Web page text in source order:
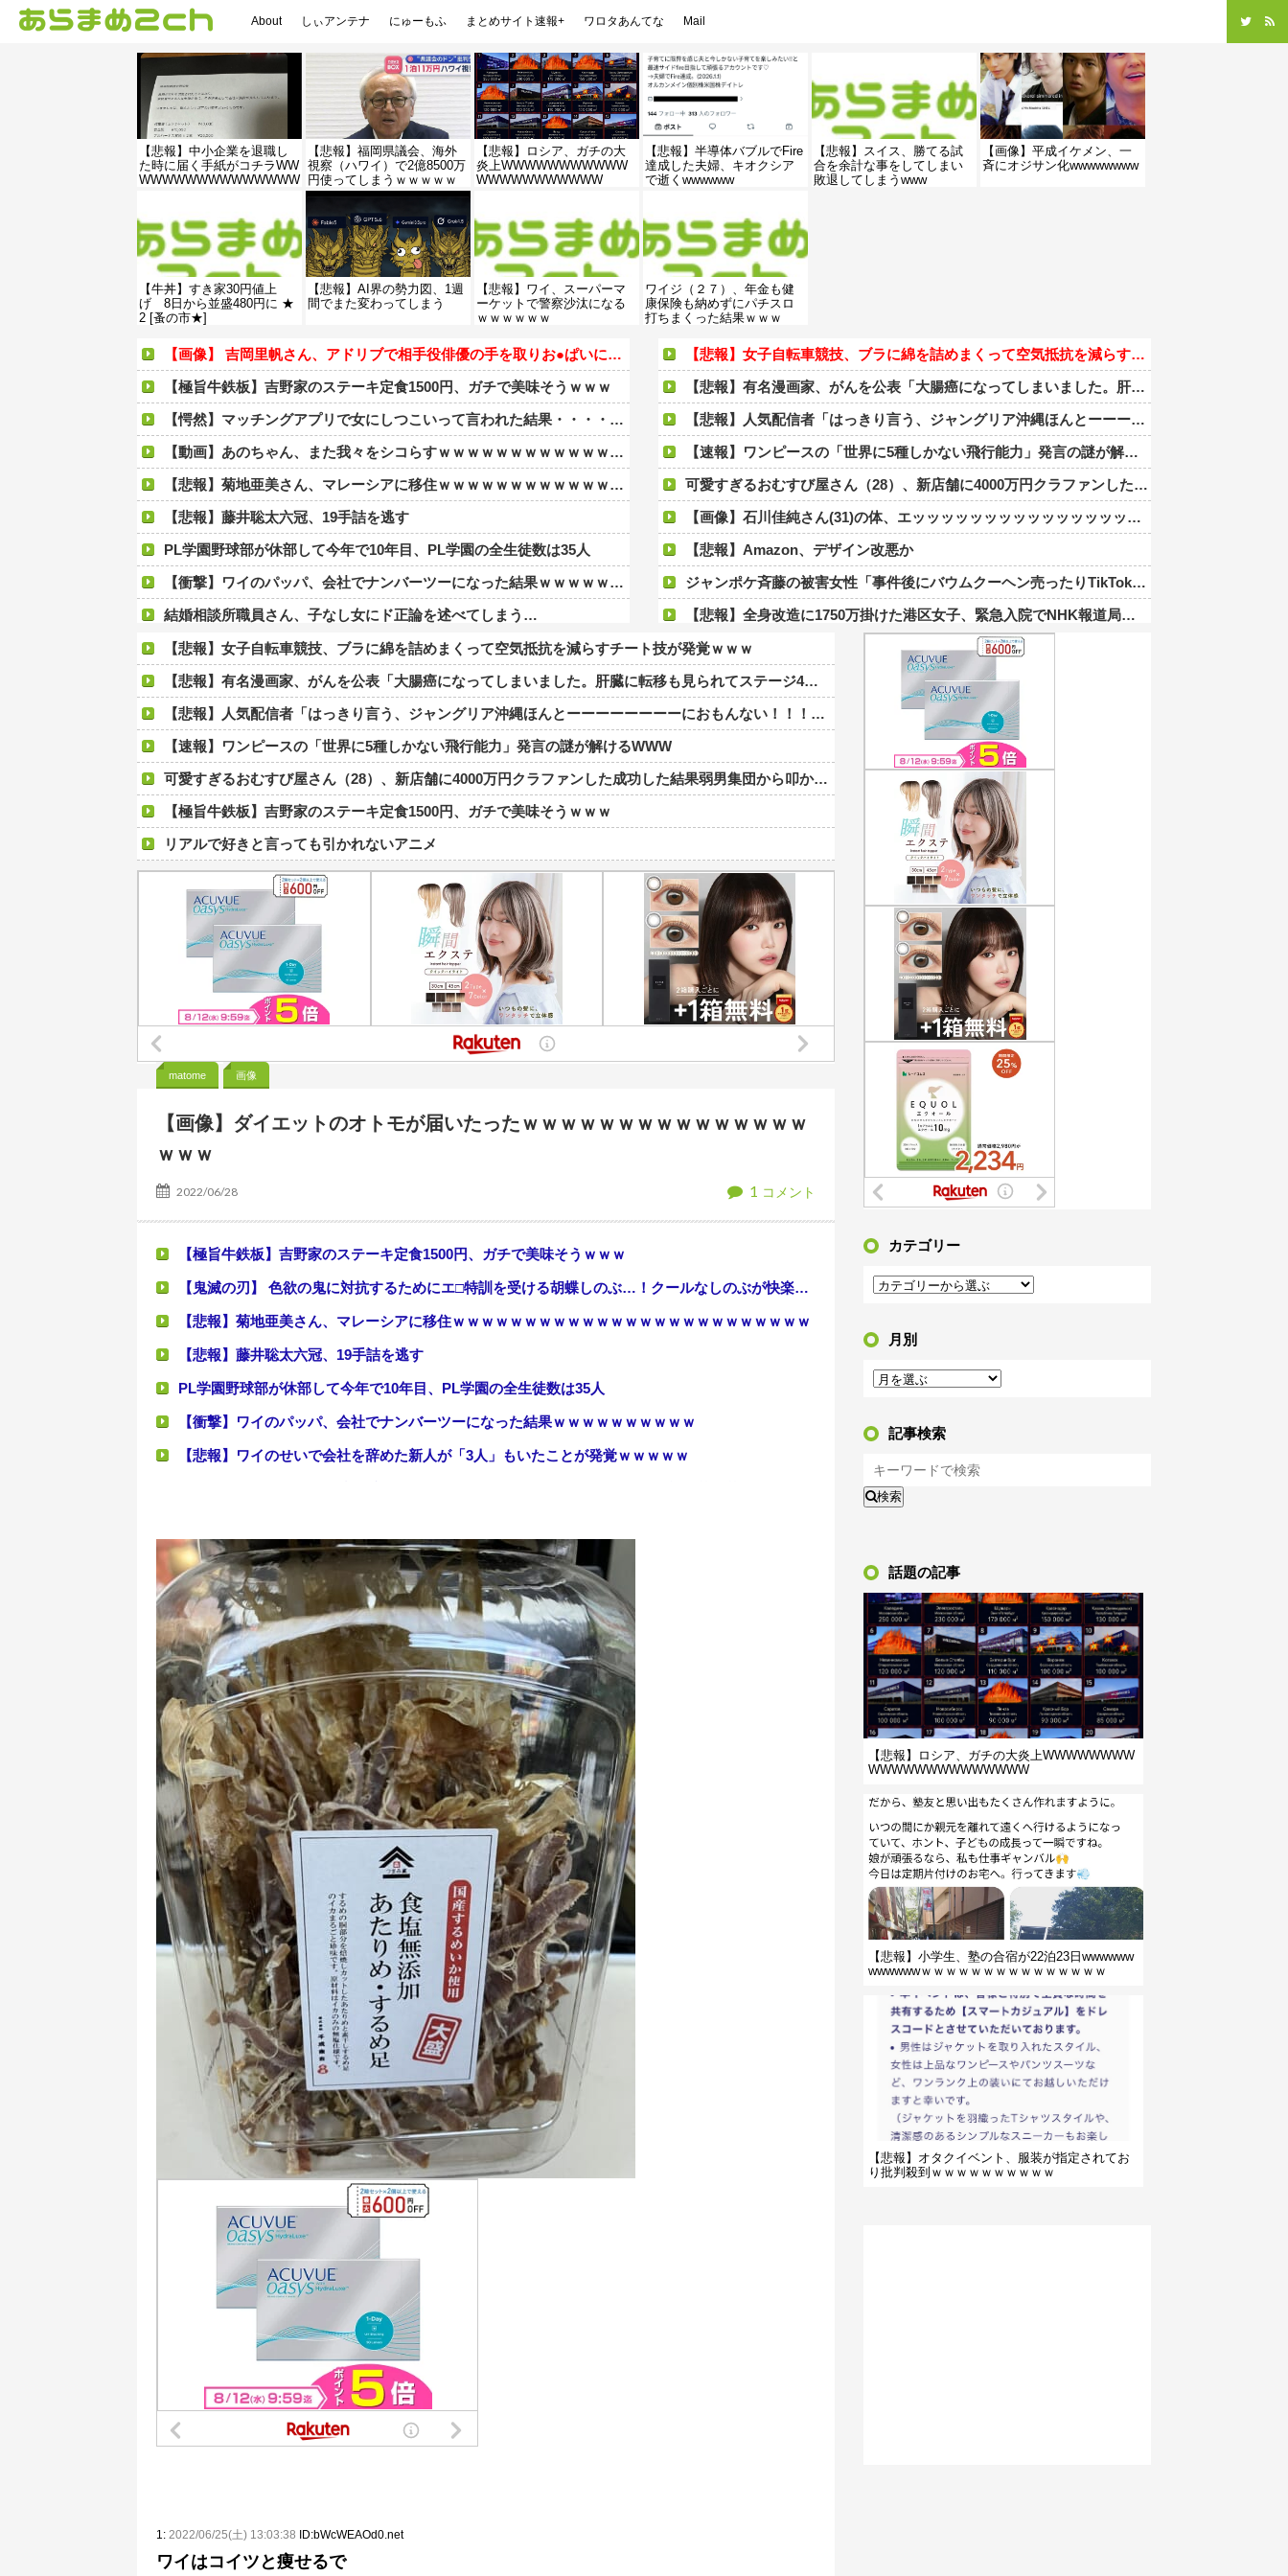
About しぃアンテナ にゅーもふ まとめサイト速報+ ワロタあんてな Mail
【悲報】中小企業を退職し
た時に届く手紙がコチラWW
WWWWWWWWWWWWWW
W
【悲報】福岡県議会、海外
視察（ハワイ）で2億8500万
円使ってしまうｗｗｗｗｗ
ｗｗｗｗｗｗｗ
【悲報】ロシア、ガチの大
炎上WWWWWWWWWWW
WWWWWWWWWWW
【悲報】半導体バブルでFire
達成した夫婦、キオクシア
で逝くwwwwww
【悲報】スイス、勝てる試
合を余計な事をしてしまい
敗退してしまうwww
【画像】平成イケメン、一
斉にオジサン化wwwwwwww
【牛丼】すき家30円値上
げ 8日から並盛480円に ★
2 [蚤の市★]
【悲報】AI界の勢力図、1週
間でまた変わってしまう
【悲報】ワイ、スーパーマ
ーケットで警察沙汰になる
ｗｗｗｗｗｗ
ワイジ（２７）、年金も健
康保険も納めずにパチスロ
打ちまくった結果ｗｗｗ
【画像】 吉岡里帆さん、アドリブで相手役俳優の手を取りお●ぱいに押し当ててしまう！
【極旨牛鉄板】吉野家のステーキ定食1500円、ガチで美味そうｗｗｗ
【愕然】マッチングアプリで女にしつこいって言われた結果・・・・・・
【動画】あのちゃん、また我々をシコらすｗｗｗｗｗｗｗｗｗｗｗｗｗｗｗｗｗｗｗｗｗｗｗｗ
【悲報】菊地亜美さん、マレーシアに移住ｗｗｗｗｗｗｗｗｗｗｗｗｗｗｗｗｗｗｗｗｗｗｗｗｗ
【悲報】藤井聡太六冠、19手詰を逃す
PL学園野球部が休部して今年で10年目、PL学園の全生徒数は35人
【衝撃】ワイのパッパ、会社でナンバーツーになった結果ｗｗｗｗｗｗｗｗｗｗ
結婚相談所職員さん、子なし女にド正論を述べてしまう…
【画像あり】えっ、ワイ氏の「貯金」・・・多すぎ・・・？
【悲報】ワイのせいで会社を辞めた新人が「3人」もいたことが発覚ｗｗｗｗｗ
積水ハウス「地面師に55億円騙し取られた…」ワイ「はえーかわいそう…会社滅茶苦茶やろなぁ」
今年3月のベントレーひき逃げ事件で逮捕された男、韓国籍だった模様…自称インフルエンサー→実際はフェラーリの見積もりだけ投稿など嘘だらけｗｗｗｗｗｗｗｗ
【朗報】プチプチで有名な川上産業、社名を「プチプチ株式会社」に変更ｗｗｗｗｗ
【画像】石川佳純さん(31)の体、エッッッッッッッッッッッッッッッッッ！
【悲報】Amazon、デザイン改悪か
ジャンポケ斉藤の被害女性「事件後にバウムクーヘン売ったりTikTokライブしててムカついた」
【悲報】全身改造に1750万掛けた港区女子、緊急入院でNHK報道局との合コンをキャンセル
【速報】熊本イオンモール、爆発の原因は『これ』の可能性
若槻千夏「あそこの丸亀製麺の水は都内で1番おいしい」「行ってみて！本当に飲んで欲しい」
昔の自販機が最高すぎる
【悲報】週間少年ジャンプの「グッズ(43億円分)」を注文し全てキャンセルした女逮捕ｗｗｗｗｗｗｗｗ
【悲報】風俗嬢やってる女の末路ｗｗｗｗｗｗｗｗｗｗｗ
【悲報】女子自転車競技、ブラに綿を詰めまくって空気抵抗を減らすチート技が発覚ｗｗｗ
【悲報】有名漫画家、がんを公表「大腸癌になってしまいました。肝臓に転移も見られてステージ4です」
【悲報】人気配信者「はっきり言う、ジャングリア沖縄ほんとーーーーーーーーにおもんない！！！！」→炎上
【速報】ワンピースの「世界に5種しかない飛行能力」発言の謎が解けるWWW
可愛すぎるおむすび屋さん（28）、新店舗に4000万円クラファンした成功した結果弱男集団から叩かれてしまうｗｗｗｗ
【画像】石川佳純さん(31)の体、エッッッッッッッッッッッッッッッッッ！
【悲報】Amazon、デザイン改悪か
ジャンポケ斉藤の被害女性「事件後にバウムクーヘン売ったりTikTokライブしててムカついた」
【悲報】全身改造に1750万掛けた港区女子、緊急入院でNHK報道局との合コンをキャンセル
【速報】熊本イオンモール、爆発の原因は『これ』の可能性
若槻千夏「あそこの丸亀製麺の水は都内で1番おいしい」「行ってみて！本当に飲んで欲しい」
【悲報】藤井聡太六冠、19手詰を逃す
PL学園野球部が休部して今年で10年目、PL学園の全生徒数は35人
【衝撃】ワイのパッパ、会社でナンバーツーになった結果ｗｗｗｗｗｗｗｗｗｗ
【速報】れいわ新選組さん「いのちの党」に改名ｗｗｗｗｗｗｗｗ
【画像】「マスク美人さん、また我々を欺く」←海外でも流行りだした結果がこちらw w w w w w w
岡田斗司夫「人間の本音としてブサイクを見たら不愉快になる。この責任をどうとるんだ」
【画像】カリスマ美容師さん、ココリコ田中みたいなチー牛を大変身させた結果がこちらw w w w w w w w w w w
三児のパパ『父さんな、動画編集で食っていこうと思うんだ』→結果
【動画】野菜売りのおじさんにドローンを特攻させるおそロシア。
【実況・雑談用】8/6公式戦 横浜DeNAベイスターズvs阪神タイガース
「ﾀﾋねば保険金出る」と友人を追いつめたモラ旦那＆ウトメ！洗脳解いて弁護士と完全勝利。離婚届と家電＆裏口への「うっかりアロンアルファ」を残して脱出←悔し泣きしながらやることがエグくて草
【画像】お前らこの超美人容疑者が、整形か否か判定して！！→画像がこちらw w w w w w w w w w
【アズールレーン】グッスマ上海「大鳳：プライベート・クォーターズVer.」フィギュア【原型公開】
【悲報】女子自転車競技、ブラに綿を詰めまくって空気抵抗を減らすチート技が発覚ｗｗｗ
【悲報】有名漫画家、がんを公表「大腸癌になってしまいました。肝臓に転移も見られてステージ4です」
【悲報】人気配信者「はっきり言う、ジャングリア沖縄ほんとーーーーーーーーにおもんない！！！！」→炎上
【速報】ワンピースの「世界に5種しかない飛行能力」発言の謎が解けるWWW
可愛すぎるおむすび屋さん（28）、新店舗に4000万円クラファンした成功した結果弱男集団から叩かれてしまうｗｗｗｗ
【極旨牛鉄板】吉野家のステーキ定食1500円、ガチで美味そうｗｗｗ
リアルで好きと言っても引かれないアニメ
カテゴリー
月別
記事検索
検索
話題の記事
【悲報】ロシア、ガチの大炎上WWWWWWWW
WWWWWWWWWWWWWW
【悲報】小学生、塾の合宿が22泊23日wwwwww
wwwwwwｗｗｗｗｗｗｗｗｗｗｗｗｗｗｗ
【悲報】オタクイベント、服装が指定されてお
り批判殺到ｗｗｗｗｗｗｗｗｗｗ
matome 画像
【画像】ダイエットのオトモが届いたったｗｗｗｗｗｗｗｗｗｗｗｗｗｗｗ
ｗｗｗ
2022/06/28 1 コメント
【極旨牛鉄板】吉野家のステーキ定食1500円、ガチで美味そうｗｗｗ
【鬼滅の刃】 色欲の鬼に対抗するためにエ□特訓を受ける胡蝶しのぶ…！クールなしのぶが快楽に抗えず翻弄されちゃう…
【悲報】菊地亜美さん、マレーシアに移住ｗｗｗｗｗｗｗｗｗｗｗｗｗｗｗｗｗｗｗｗｗｗｗｗｗ
【悲報】藤井聡太六冠、19手詰を逃す
PL学園野球部が休部して今年で10年目、PL学園の全生徒数は35人
【衝撃】ワイのパッパ、会社でナンバーツーになった結果ｗｗｗｗｗｗｗｗｗｗ
【悲報】ワイのせいで会社を辞めた新人が「3人」もいたことが発覚ｗｗｗｗｗ
1: 2022/06/25(土) 13:03:38 ID:bWcWEAOd0.net
ワイはコイツと痩せるで